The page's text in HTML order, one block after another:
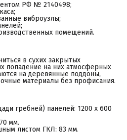
РФ № 2140498;
виброузлы;
помещений.
в сухих закрытых
попадение на них атмосферных
на деревянные поддоны,
материалы без профисания.
гребней) панелей: 1200 х 600
мм.
листом ГКЛ: 83 мм.